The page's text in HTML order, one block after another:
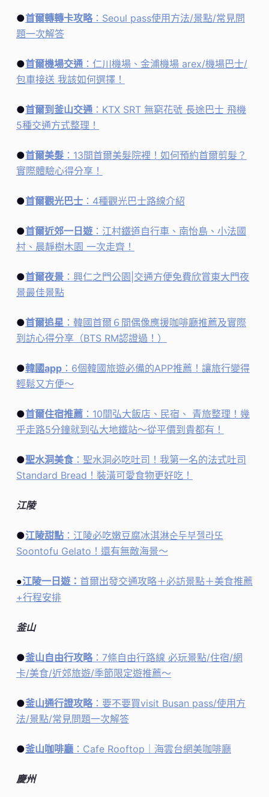
●首爾轉轉卡攻略：Seoul pass使用方法/景點/常見問
題一次解答
●首爾機場交通：仁川機場、金浦機場 arex/機場巴士/
包車接送 我該如何選擇！
●首爾到釜山交通：KTX SRT 無窮花號 長途巴士 飛機
5種交通方式整理！
●首爾美髮：13間首爾美髮院裡！如何預約首爾剪髮？
實際體驗心得分享！
●首爾觀光巴士：4種觀光巴士路線介紹
●首爾近郊一日遊：江村鐵道自行車、南怡島、小法國
村、晨靜樹木園 一次走齊！
●首爾夜景：興仁之門公園|交通方便免費欣賞東大門夜
景最佳景點
●首爾追星 ：韓國首爾６間偶像應援咖啡廳推薦及實際
到訪心得分享（BTS RM認證過！）
●韓國app：6個韓國旅遊必備的APP推薦！讓旅行變得
輕鬆又方便～
●首爾住宿推薦：10間弘大飯店、民宿、 青旅整理！幾
乎走路5分鐘就到弘大地鐵站～從平價到貴都有！
●聖水洞美食：聖水洞必吃吐司！我第一名的法式吐司
Standard Bread！裝潢可愛食物更好吃！
江陵
●江陵甜點：江陵必吃嫩豆腐冰淇淋순두부젤라또
Soontofu Gelato！還有無敵海景～
●江陵一日遊： 首爾出發交通攻略＋必訪景點＋美食推薦
+行程安排
釜山
●釜山自由行攻略：7條自由行路線 必玩景點/住宿/網
卡/美食/近郊旅遊/季節限定遊推薦～
●釜山通行證攻略：要不要買visit Busan pass/使用方
法/景點/常見問題一次解答
●釜山咖啡廳：Cafe Rooftop｜海雲台網美咖啡廳
慶州